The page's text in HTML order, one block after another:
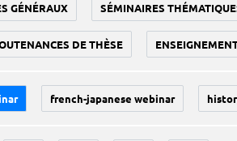
GÉNÉRAUX SÉMINAIRES
DE THÈSE
french-japanese webinar